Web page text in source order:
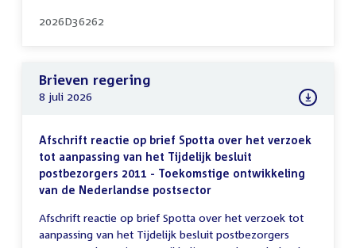
2026D36262
Brieven regering
8 juli 2026
Afschrift reactie op brief Spotta over het verzoek
tot aanpassing van het Tijdelijk besluit
postbezorgers 2011 - Toekomstige ontwikkeling
van de Nederlandse postsector
Afschrift reactie op brief Spotta over het verzoek tot
aanpassing van het Tijdelijk besluit postbezorgers